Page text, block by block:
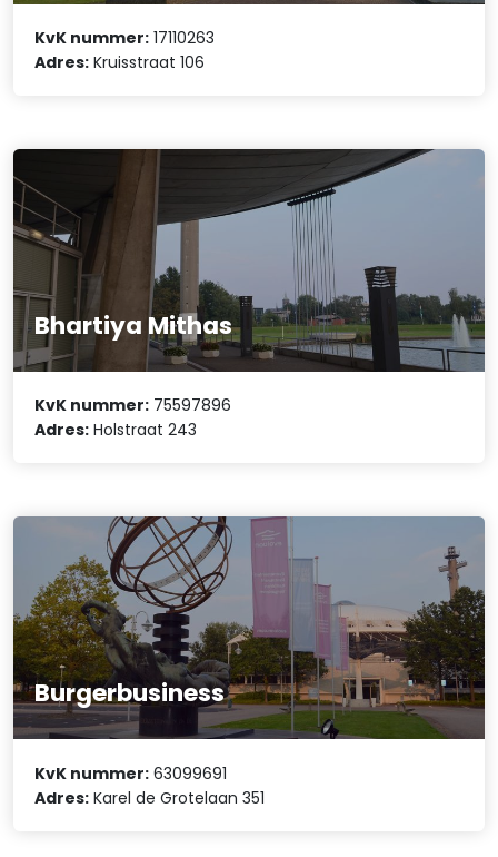
KvK nummer: 17110263
Adres: Kruisstraat 106
Bhartiya Mithas
KvK nummer: 75597896
Adres: Holstraat 243
Burgerbusiness
KvK nummer: 63099691
Adres: Karel de Grotelaan 351